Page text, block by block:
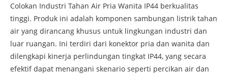
Colokan Industri Tahan Air Pria Wanita IP44 berkualitas
tinggi. Produk ini adalah komponen sambungan listrik tahan
air yang dirancang khusus untuk lingkungan industri dan
luar ruangan. Ini terdiri dari konektor pria dan wanita dan
dilengkapi kinerja perlindungan tingkat IP44, yang secara
efektif dapat menangani skenario seperti percikan air dan